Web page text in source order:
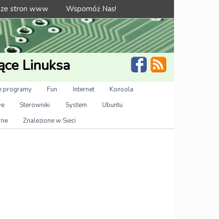
stron www Wspomóż Nas!
Linuksa
programy Fun Internet
Konsola
Sterowniki System
Ubuntu
Znalezione w Sieci